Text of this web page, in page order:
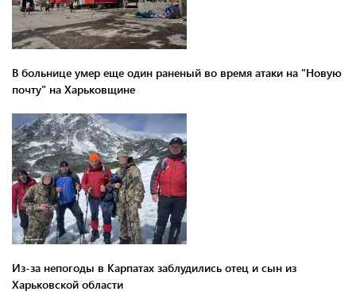
В больнице умер еще один раненый во время атаки на "Новую
почту" на Харьковщине
Из-за непогоды в Карпатах заблудились отец и сын из
Харьковской области